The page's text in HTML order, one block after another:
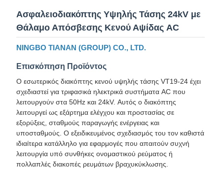
Ασφαλειοδιακόπτης Υψηλής Τάσης 24kV με
Θάλαμο Απόσβεσης Κενού Αψίδας AC
NINGBO TIANAN (GROUP) CO., LTD.
Επισκόπηση Προϊόντος
Ο εσωτερικός διακόπτης κενού υψηλής τάσης VT19-24 έχει
σχεδιαστεί για τριφασικά ηλεκτρικά συστήματα AC που
λειτουργούν στα 50Hz και 24kV. Αυτός ο διακόπτης
λειτουργεί ως εξάρτημα ελέγχου και προστασίας σε
εξορύξεις, σταθμούς παραγωγής ενέργειας και
υποσταθμούς. Ο εξειδικευμένος σχεδιασμός του τον καθιστά
ιδιαίτερα κατάλληλο για εφαρμογές που απαιτούν συχνή
λειτουργία υπό συνθήκες ονομαστικού ρεύματος ή
πολλαπλές διακοπές ρευμάτων βραχυκύκλωσης.